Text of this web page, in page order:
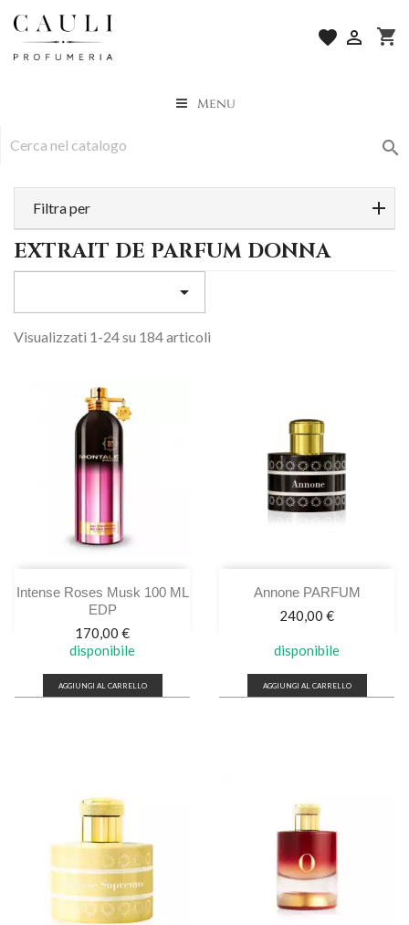
shopping_cart

favorite
Menu

Filtra per
EXTRAIT DE PARFUM DONNA

Visualizzati 1-24 su 184 articoli
Intense Roses Musk 100 ML
EDP
Prezzo
170,00 €
disponibile
AGGIUNGI AL CARRELLO
Annone PARFUM
Prezzo
240,00 €
disponibile
AGGIUNGI AL CARRELLO